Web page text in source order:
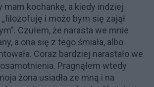
mam kochankę, a kiedy indziej
i może bym się zajął
Czułem, że narasta we mnie
a ona się z tego śmiała, albo
Coraz bardziej narastało we
Pragnąłem wtedy
żona usiadła ze mną i na